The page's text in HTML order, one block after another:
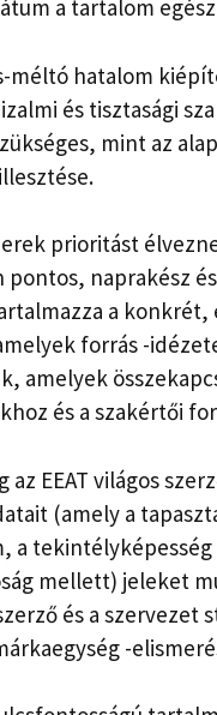
a tartalom
méltó hatalom
és tisztasági
mint az
prioritást
pontos, naprakész
a
forrás -
amelyek
és a szakértői
az EEAT világos
(amely a
a tekintélyképesség
mellett) jeleket
és a szervezet
-